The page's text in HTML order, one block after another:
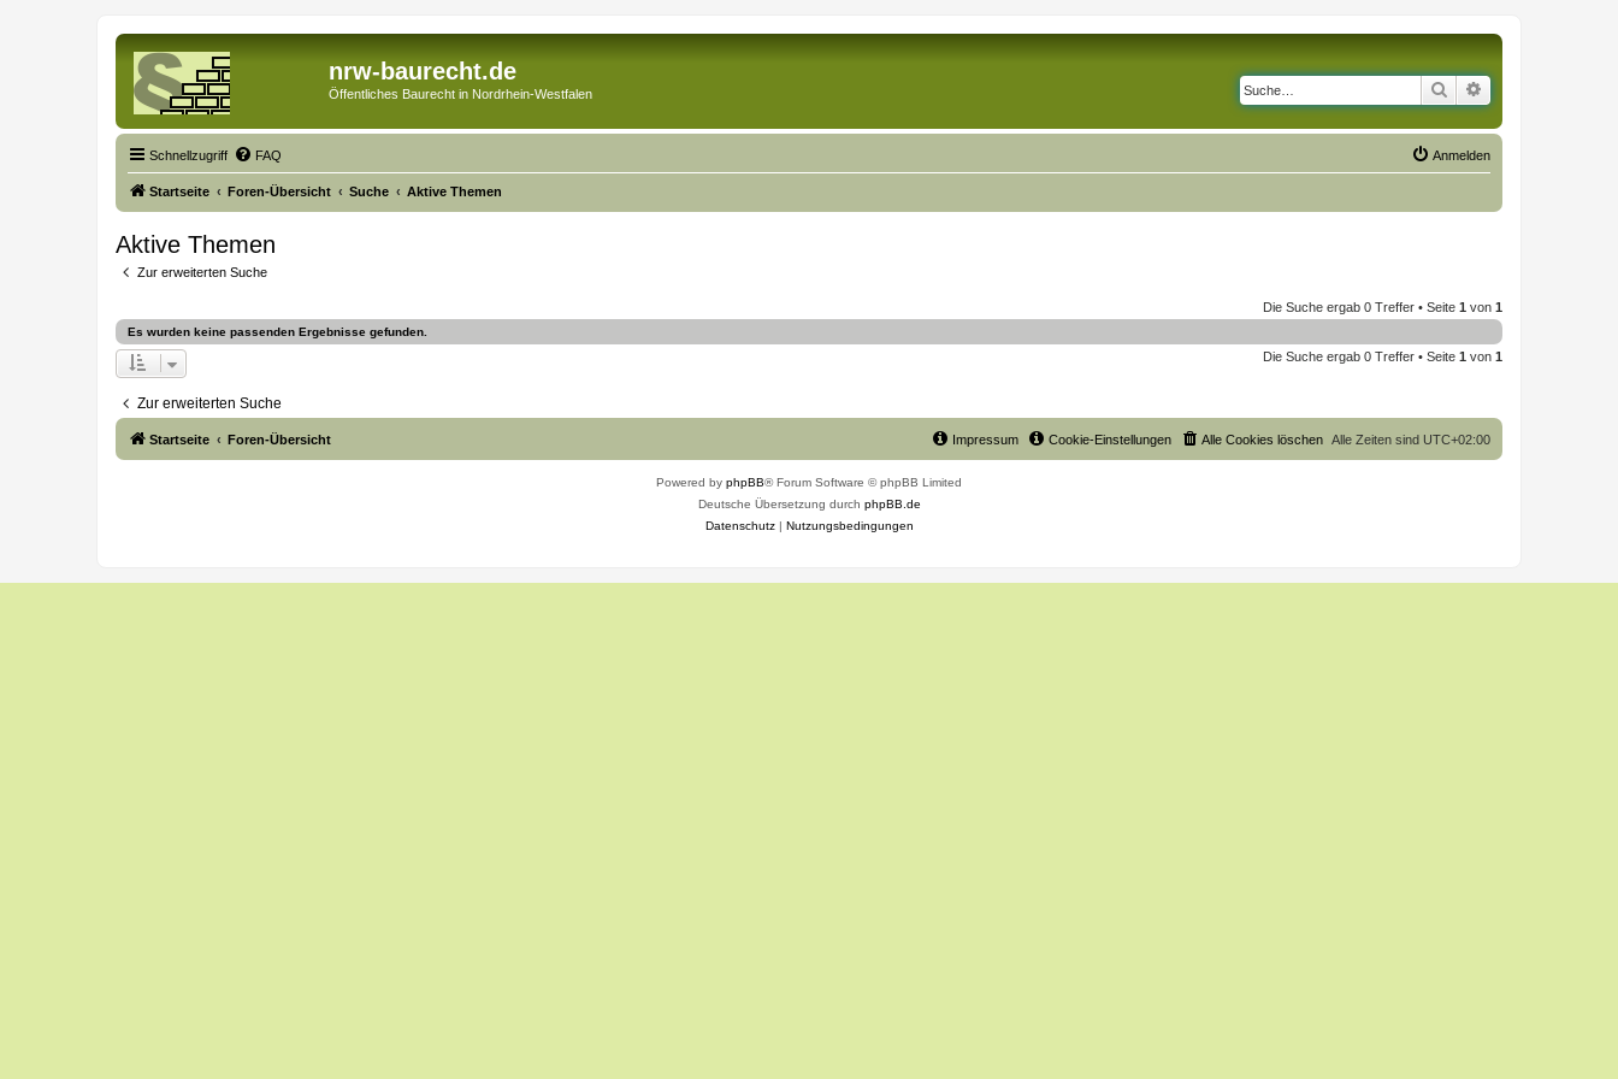
nrw-baurecht.de
Öffentliches Baurecht in Nordrhein-Westfalen Suche
Schnellzugriff FAQ Anmelden
Startseite Foren-Übersicht Suche Aktive Themen
Aktive Themen
Zur erweiterten Suche
Die Suche ergab 0 Treffer • Seite 1 von 1
Es wurden keine passenden Ergebnisse gefunden.
Die Suche ergab 0 Treffer • Seite 1 von 1
Zur erweiterten Suche
Startseite Foren-Übersicht Alle Zeiten sind UTC+02:00
Alle Cookies löschen
Cookie-Einstellungen
Impressum
Powered by phpBB® Forum Software © phpBB Limited
Deutsche Übersetzung durch phpBB.de
Datenschutz| Nutzungsbedingungen